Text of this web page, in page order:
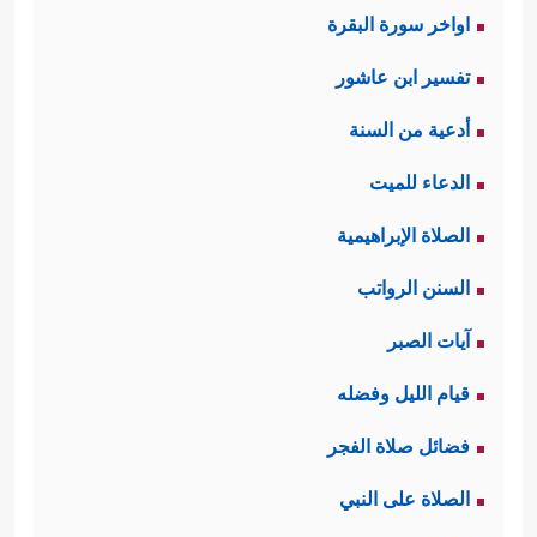
لموسى ومن معه حتى صار طريقًا يبسًا،
ثم لما رأى فرعون ذلك تشجَّع على
مُلاحقتهم في هذا الطريق، فكانت نهايته
ومن معه من الجند؛ حيث أطبق البحر
عليهم بعد أن نجا آخر فرد من بني
إسرائيل.
وهذه المعجزة كأنها جاءت تجليًّا لمعيَّة
الله ووعده المؤكَّد
أَسۡمَعُ وَأَرَىٰ﴾ بعد أن أظهَرَا له سبحانه غايةَ
الضعف بقولهما:
اواخر سورة البقرة
تفسير ابن عاشور
أدعية من السنة
الدعاء للميت
الصلاة الإبراهيمية
السنن الرواتب
آيات الصبر
قيام الليل وفضله
فضائل صلاة الفجر
الصلاة على النبي